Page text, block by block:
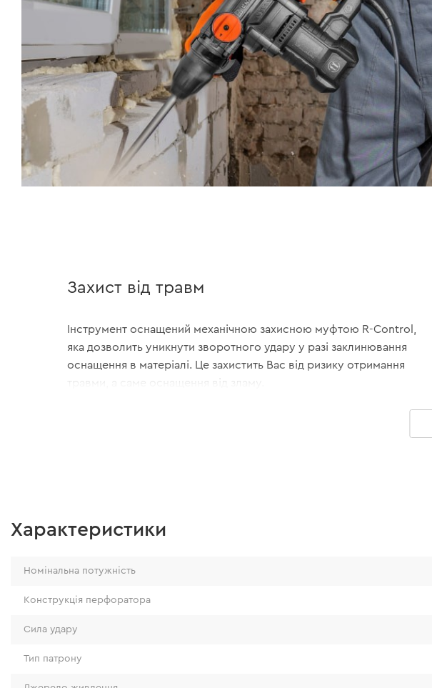
Захист від травм
Інструмент оснащений механічною захисною муфтою R-Control,
яка дозволить уникнути зворотного удару у разі заклинювання
оснащення в матеріалі. Це захистить Вас від ризику отримання
травми, а саме оснащення від зламу.
Характеристики
Номінальна потужність
Конструкція перфоратора
Сила удару
Тип патрону